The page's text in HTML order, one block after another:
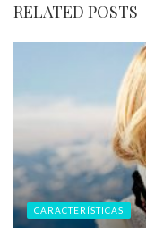
RELATED POSTS
CARACTERÍSTICAS